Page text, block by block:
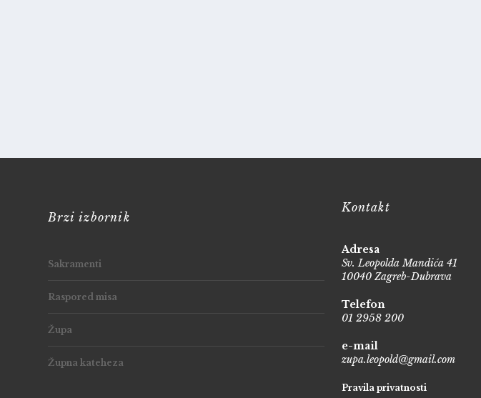
Brzi izbornik
Sakramenti
Raspored misa
Župa
Župna kateheza
Kontakt
Adresa
Sv. Leopolda Mandića 41
10040 Zagreb-Dubrava
Telefon
01 2958 200
e-mail
zupa.leopold@gmail.com
Pravila privatnosti